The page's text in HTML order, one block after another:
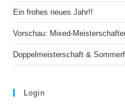
Ein frohes neues Jahr!!
Vorschau: Mixed-
Doppelmeisterschaft &
Login